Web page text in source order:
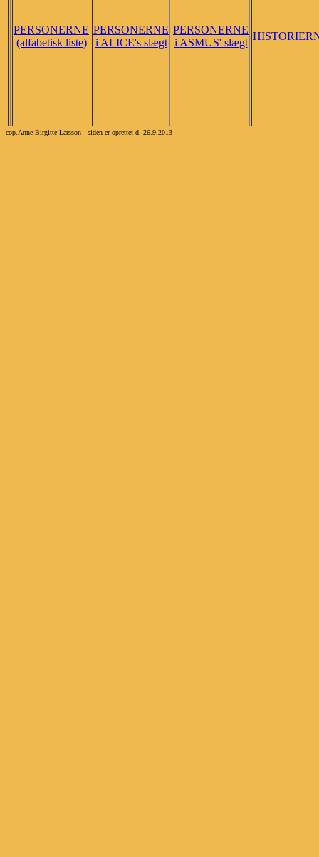
PERSONERNE
(alfabetisk liste)
PERSONERNE
i ALICE's slægt
PERSONERNE
i ASMUS' slægt
cop.Anne-Birgitte Larsson - siden er oprettet d. 26.9.2013